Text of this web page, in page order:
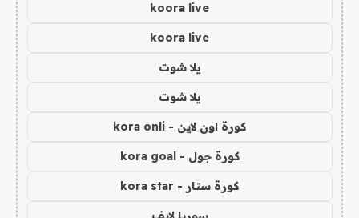
koora live
koora live
يلا شوت
يلا شوت
كورة اون لاين - kora onli
كورة جول - kora goal
كورة ستار - kora star